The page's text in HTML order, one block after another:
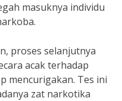
masuknya individu
proses selanjutnya
acak terhadap
mencurigakan. Tes ini
zat narkotika